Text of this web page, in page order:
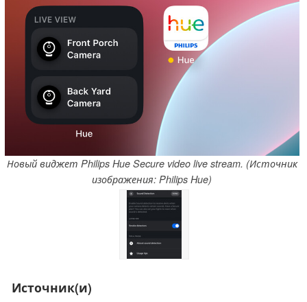
Новый виджет Philips Hue Secure video live stream. (Источник
изображения: Philips Hue)
Источник(и)